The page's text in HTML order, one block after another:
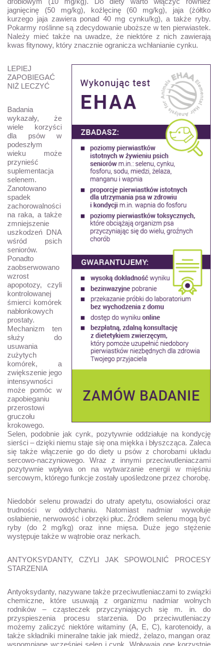
jagnięcinę (50 mg/kg), koźlęcinę (60 mg/kg), jaja (żółtko
kurzego jaja zawiera ponad 40 mg cynku/kg), a także ryby.
Pokarmy roślinne są zdecydowanie uboższe w ten pierwiastek.
Należy mieć także na uwadze, że niektóre z nich zawierają
kwas fitynowy, który znacznie ogranicza wchłanianie cynku.
LEPIEJ
ZAPOBIEGAĆ
NIŻ LECZYĆ
Badania
wykazały, że
wiele korzyści
dla psów w
podeszłym
wieku może
przynieść
suplementacja
selenem.
Zanotowano
spadek
zachorowalności
na raka, a także
zmniejszenie
uszkodzeń DNA
wśród psich
seniorów.
Ponadto
zaobserwowano
wzrost
apopotozy, czyli
kontrolowanej
śmierci komórek
nabłonkowych
prostaty.
Mechanizm ten
służy do
usuwania
zużytych
komórek, a
zwiększenie jego
intensywności
może pomóc w
zapobieganiu
przerostowi
gruczołu
krokowego.
Selen, podobnie jak cynk, pozytywnie oddziałuje na kondycję
sierści – dzięki niemu staje się ona miękka i błyszcząca. Zaleca
się także włączenie go do diety u psów z chorobami układu
sercowo-naczyniowego. Wraz z innymi przeciwutleniaczami
pozytywnie wpływa on na wytwarzanie energii w mięśniu
sercowym, którego funkcje zostały upośledzone przez chorobę.
Niedobór selenu prowadzi do utraty apetytu, osowiałości oraz
trudności w oddychaniu. Natomiast nadmiar wywołuje
osłabienie, nerwowość i obrzęki płuc. Źródłem selenu mogą być
ryby (do 2 mg/kg) oraz inne mięsa. Duże jego stężenie
występuje także w wątrobie oraz nerkach.
ANTYOKSYDANTY, CZYLI JAK SPOWOLNIĆ PROCESY
STARZENIA
Antyoksydanty, nazywane także przeciwutleniaczami to związki
chemiczne, które usuwają z organizmu nadmiar wolnych
rodników – cząsteczek przyczyniających się m. in. do
przyspieszenia procesu starzenia. Do przeciwutleniaczy
możemy zaliczyć niektóre witaminy (A, E, C), karotenoidy, a
także składniki mineralne takie jak miedź, żelazo, mangan oraz
wspomniane wcześniej selen i cynk. Wpływają one korzystnie